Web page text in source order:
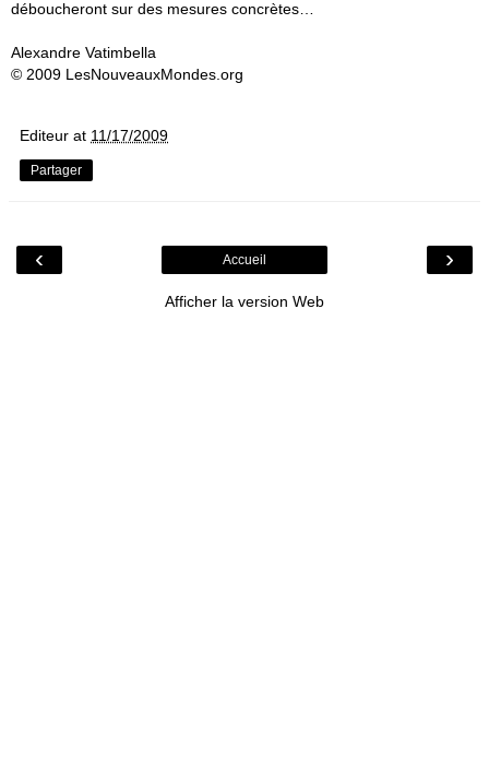
déboucheront sur des mesures concrètes…
Alexandre Vatimbella
© 2009 LesNouveauxMondes.org
Editeur at 11/17/2009
Partager
‹ ›
Accueil
Afficher la version Web